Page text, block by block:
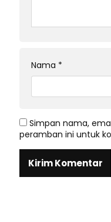
Nama *
Simpan nama,
peramban ini untuk